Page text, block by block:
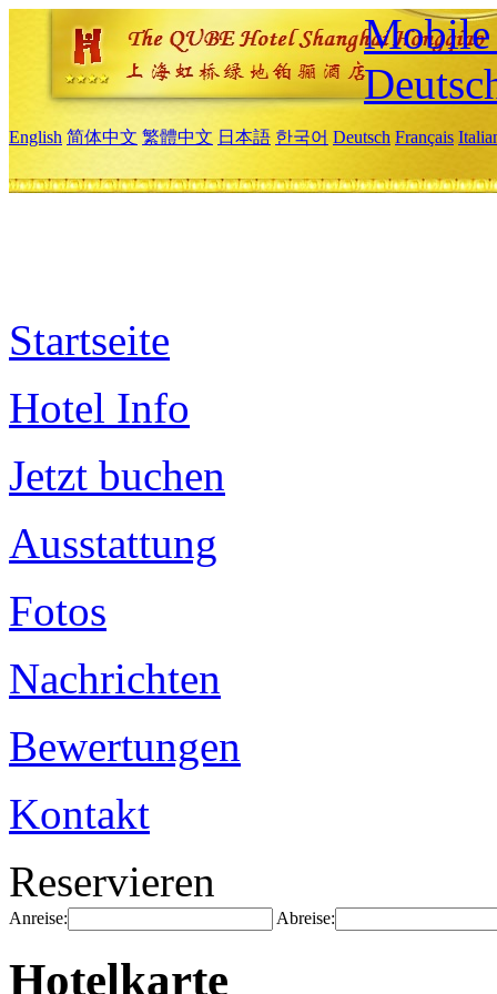
Mobile
English 简体中文 繁體中文 日本語 한국어 Deutsch Français
Startseite
Hotel Info
Jetzt buchen
Ausstattung
Fotos
Nachrichten
Bewertungen
Kontakt
Reservieren
Anreise: Abreise:
Hotelkarte